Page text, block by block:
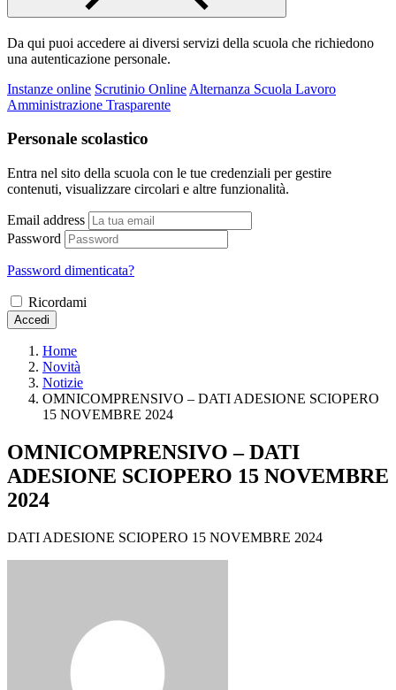
Da qui puoi accedere ai diversi servizi della scuola che richiedono
una autenticazione personale.
Instanze online Scrutinio Online Alternanza Scuola Lavoro
Amministrazione Trasparente
Personale scolastico
Entra nel sito della scuola con le tue credenziali per gestire
contenuti, visualizzare circolari e altre funzionalità.
Email address
Password
Password dimenticata?
Ricordami
Accedi
Home
Novità
Notizie
OMNICOMPRENSIVO – DATI ADESIONE SCIOPERO
15 NOVEMBRE 2024
OMNICOMPRENSIVO – DATI
ADESIONE SCIOPERO 15 NOVEMBRE
2024
DATI ADESIONE SCIOPERO 15 NOVEMBRE 2024